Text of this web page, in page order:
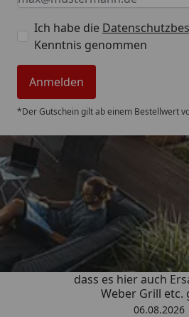
Ich habe die
Kenntnis genommen
Anmelden
*Der Gutschein gilt ab einem Bestellwert
Trusted
4,85/ 5
„Schnell und
dass es hier auch
Weber Grill etc.
06.08.2026